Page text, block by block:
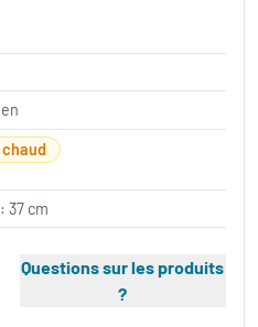
chaud
37 cm
Questions sur les produits
?